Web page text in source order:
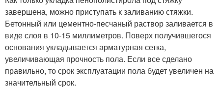
завершена, можно приступать к заливанию стяжки.
Бетонный или цементно-песчаный раствор заливается в
виде слоя в 10-15 миллиметров. Поверх получившегося
основания укладывается арматурная сетка,
увеличивающая прочность пола. Если все сделано
правильно, то срок эксплуатации пола будет увеличен на
значительный срок.